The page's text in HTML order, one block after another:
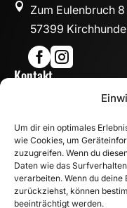
Um dir ein optimales
wie Cookies, um
zuzugreifen. Wenn du
Daten wie das
verarbeiten. Wenn du
zurückziehst, können
beeinträchtigt werden.

Zum Eulenbruch 8
57399

Kontakt
info@mn-
 WhatsApp
Öffnungszeiten
 Mo - Fr: 8:00 –
Sa: 10:00 – 14:00